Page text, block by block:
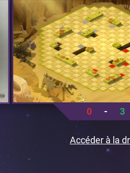
0 - 3
Accéder à la